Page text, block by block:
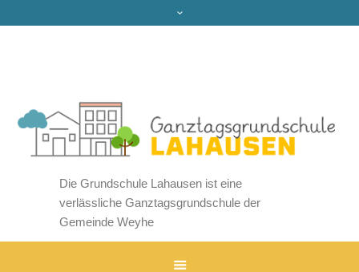
Die Grundschule Lahausen ist eine
verlässliche Ganztagsgrundschule der
Gemeinde Weyhe